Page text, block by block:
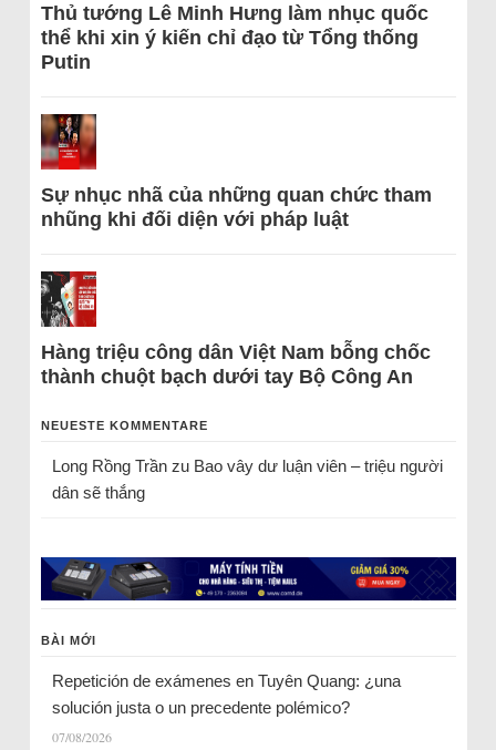
Thủ tướng Lê Minh Hưng làm nhục quốc
thể khi xin ý kiến chỉ đạo từ Tổng thống
Putin
Sự nhục nhã của những quan chức tham
nhũng khi đối diện với pháp luật
Hàng triệu công dân Việt Nam bỗng chốc
thành chuột bạch dưới tay Bộ Công An
NEUESTE KOMMENTARE
Long Rồng Trầnzu Bao vây dư luận viên – triệu người
dân sẽ thắng
BÀI MỚI
Repetición de exámenes en Tuyên Quang: ¿una
solución justa o un precedente polémico?
07/08/2026